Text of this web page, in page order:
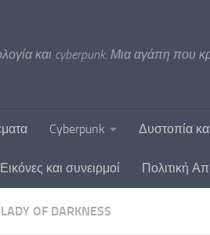
και cyberpunk. Μια αγάπη που
Cyberpunk Δυστοπία
Εικόνες και συνειρμοί Πολιτική
OF DARKNESS